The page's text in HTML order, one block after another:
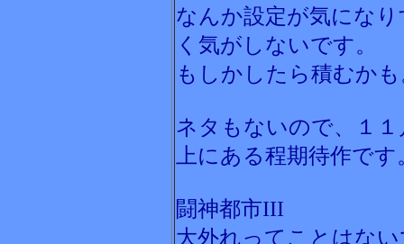
なんか設定が気にな
く気がしないです。
もしかしたら積むか
ネタもないので、１
上にある程期待作です
闘神都市III
大外れってことはな